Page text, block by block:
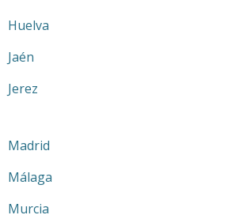
Huelva
Jaén
Jerez
Madrid
Málaga
Murcia